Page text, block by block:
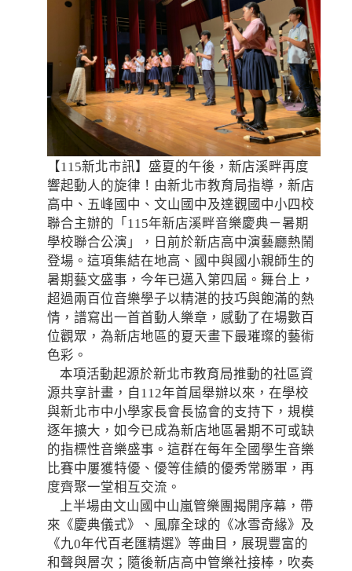
【115新北市訊】盛夏的午後，新店溪畔再度
響起動人的旋律！由新北市教育局指導，新店
高中、五峰國中、文山國中及達觀國中小四校
聯合主辦的「115年新店溪畔音樂慶典－暑期
學校聯合公演」，日前於新店高中演藝廳熱鬧
登場。這項集結在地高、國中與國小親師生的
暑期藝文盛事，今年已邁入第四屆。舞台上，
超過兩百位音樂學子以精湛的技巧與飽滿的熱
情，譜寫出一首首動人樂章，感動了在場數百
位觀眾，為新店地區的夏天畫下最璀璨的藝術
色彩。
本項活動起源於新北市教育局推動的社區資
源共享計畫，自112年首屆舉辦以來，在學校
與新北市中小學家長會長協會的支持下，規模
逐年擴大，如今已成為新店地區暑期不可或缺
的指標性音樂盛事。這群在每年全國學生音樂
比賽中屢獲特優、優等佳績的優秀常勝軍，再
度齊聚一堂相互交流。
上半場由文山國中山嵐管樂團揭開序幕，帶
來《慶典儀式》、風靡全球的《冰雪奇緣》及
《九0年代百老匯精選》等曲目，展現豐富的
和聲與層次；隨後新店高中管樂社接棒，吹奏